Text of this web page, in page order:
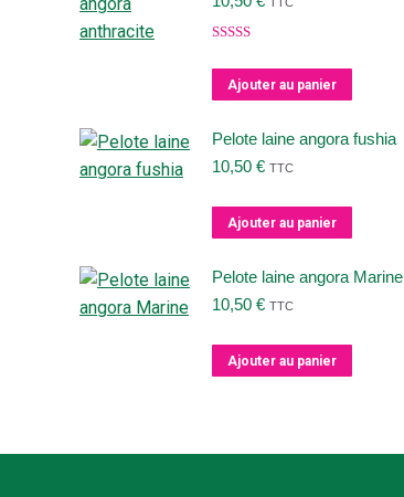
sur 5
Ajouter au panier
Pelote laine angora fushia
10,50 € TTC
Ajouter au panier
Pelote laine angora Marine
10,50 € TTC
Ajouter au panier